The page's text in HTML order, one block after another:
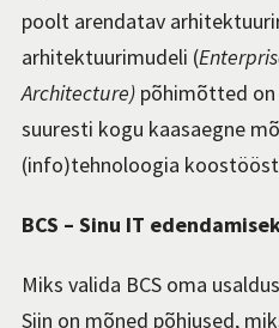
poolt arendatav
arhitektuurimudeli (
Architecture) põhimõtted on
suuresti kogu kaasaegne
(info)tehnoloogia
BCS – Sinu IT
Miks valida BCS oma
Siin on mõned põhjused,